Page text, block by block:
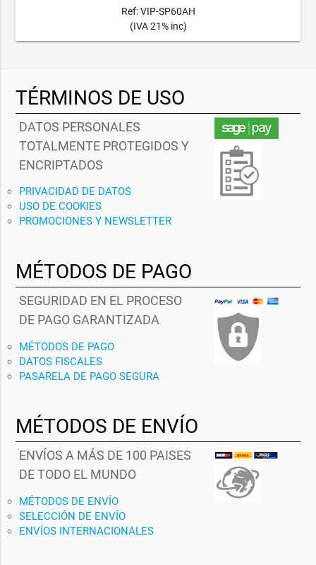
Ref: VIP-SP60AH
(IVA 21% inc)
TÉRMINOS DE USO
DATOS PERSONALES
TOTALMENTE PROTEGIDOS Y
ENCRIPTADOS
PRIVACIDAD DE DATOS
USO DE COOKIES
PROMOCIONES Y NEWSLETTER
MÉTODOS DE PAGO
SEGURIDAD EN EL PROCESO
DE PAGO GARANTIZADA
MÉTODOS DE PAGO
DATOS FISCALES
PASARELA DE PAGO SEGURA
MÉTODOS DE ENVÍO
ENVÍOS A MÁS DE 100 PAISES
DE TODO EL MUNDO
MÉTODOS DE ENVÍO
SELECCIÓN DE ENVÍO
ENVÍOS INTERNACIONALES